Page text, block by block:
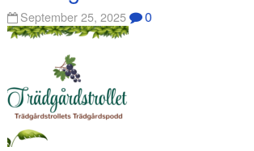
September 25, 2025 0